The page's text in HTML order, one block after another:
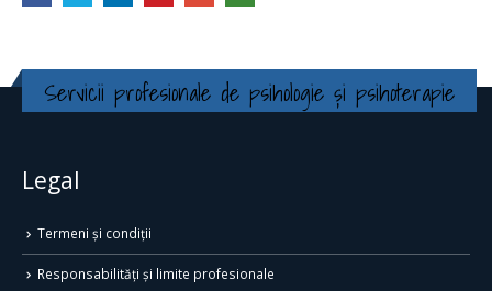
Servicii profesionale de psihologie și psihoterapie
Legal
Termeni și condiții
Responsabilități și limite profesionale